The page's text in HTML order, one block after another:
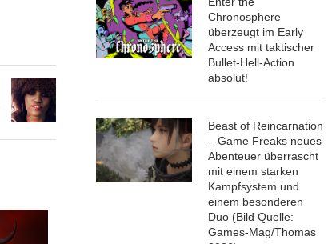
Chronosphere
überzeugt im Early
Access mit taktischer
Bullet-Hell-Action
absolut!
Beast of Reincarnation
– Game Freaks neues
Abenteuer überrascht
mit einem starken
Kampfsystem und
einem besonderen
Duo (Bild Quelle:
Games-Mag/Thomas